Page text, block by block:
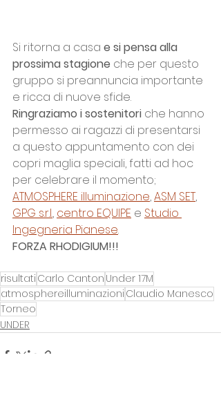
Si ritorna a casa e si pensa alla
prossima stagione che per questo
gruppo si preannuncia importante
e ricca di nuove sfide.
Ringraziamo i sostenitori che hanno
permesso ai ragazzi di presentarsi
a questo appuntamento con dei
copri maglia speciali, fatti ad hoc
per celebrare il momento;
ATMOSPHERE illuminazione, ASM SET,
GPG s.r.l., centro EQUIPE e Studio
Ingegneria Pianese.
FORZA RHODIGIUM!!!
risultati Carlo Canton Under 17M
atmosphereilluminazioni Claudio Manesco
Torneo
UNDER